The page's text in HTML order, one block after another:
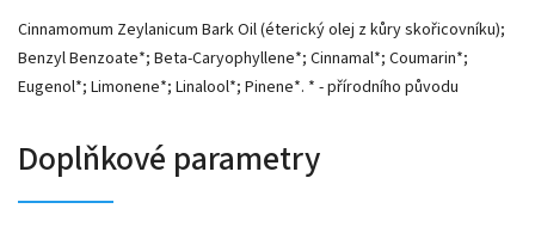
Cinnamomum Zeylanicum Bark Oil (éterický olej z kůry skořicovníku);
Benzyl Benzoate*; Beta-Caryophyllene*; Cinnamal*; Coumarin*;
Eugenol*; Limonene*; Linalool*; Pinene*. * - přírodního původu
Doplňkové parametry